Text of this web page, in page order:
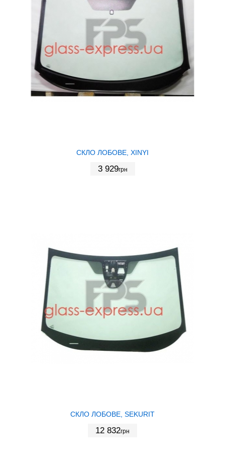
СКЛО ЛОБОВЕ, XINYI
3 929грн
СКЛО ЛОБОВЕ, SEKURIT
12 832грн